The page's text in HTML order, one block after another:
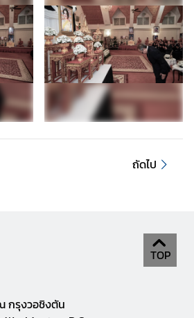
ถัดไป
TOP
กรุงวอชิงตัน